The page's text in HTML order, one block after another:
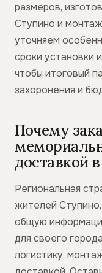
размеров,
Ступино и
уточняем
сроки установки
чтобы итоговый
захоронения и
Почему
доставкой
Региональная
жителей
общую
для своего
логистику,